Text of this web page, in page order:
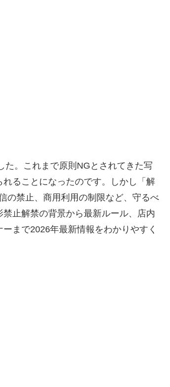
た。これまで原則NGとされてきた写
ることになったのです。しかし「解
の禁止、商用利用の制限など、守るべ
止解禁の背景から最新ルール、店内
まで2026年最新情報をわかりやすく